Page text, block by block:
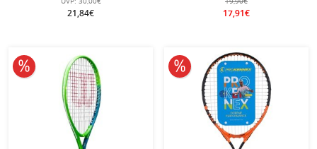
21,84€ 17,91€
10% reduziert 10% reduziert